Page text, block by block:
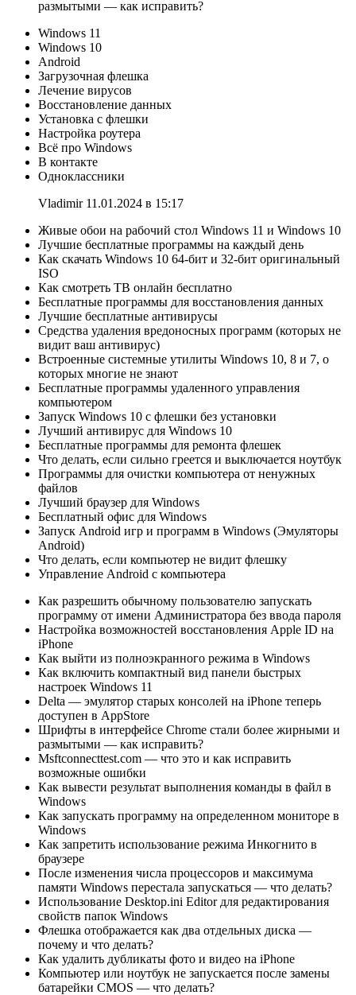
размытыми — как исправить?
Windows 11
Windows 10
Android
Загрузочная флешка
Лечение вирусов
Восстановление данных
Установка с флешки
Настройка роутера
Всё про Windows
В контакте
Одноклассники
Vladimir 11.01.2024 в 15:17
Живые обои на рабочий стол Windows 11 и Windows 10
Лучшие бесплатные программы на каждый день
Как скачать Windows 10 64-бит и 32-бит оригинальный
ISO
Как смотреть ТВ онлайн бесплатно
Бесплатные программы для восстановления данных
Лучшие бесплатные антивирусы
Средства удаления вредоносных программ (которых не
видит ваш антивирус)
Встроенные системные утилиты Windows 10, 8 и 7, о
которых многие не знают
Бесплатные программы удаленного управления
компьютером
Запуск Windows 10 с флешки без установки
Лучший антивирус для Windows 10
Бесплатные программы для ремонта флешек
Что делать, если сильно греется и выключается ноутбук
Программы для очистки компьютера от ненужных
файлов
Лучший браузер для Windows
Бесплатный офис для Windows
Запуск Android игр и программ в Windows (Эмуляторы
Android)
Что делать, если компьютер не видит флешку
Управление Android с компьютера
Как разрешить обычному пользователю запускать
программу от имени Администратора без ввода пароля
Настройка возможностей восстановления Apple ID на
iPhone
Как выйти из полноэкранного режима в Windows
Как включить компактный вид панели быстрых
настроек Windows 11
Delta — эмулятор старых консолей на iPhone теперь
доступен в AppStore
Шрифты в интерфейсе Chrome стали более жирными и
размытыми — как исправить?
Msftconnecttest.com — что это и как исправить
возможные ошибки
Как вывести результат выполнения команды в файл в
Windows
Как запускать программу на определенном мониторе в
Windows
Как запретить использование режима Инкогнито в
браузере
После изменения числа процессоров и максимума
памяти Windows перестала запускаться — что делать?
Использование Desktop.ini Editor для редактирования
свойств папок Windows
Флешка отображается как два отдельных диска —
почему и что делать?
Как удалить дубликаты фото и видео на iPhone
Компьютер или ноутбук не запускается после замены
батарейки CMOS — что делать?